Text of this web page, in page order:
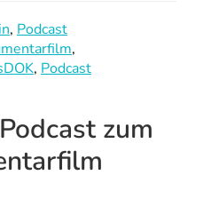
, Podcast
,
, Podcast
zum